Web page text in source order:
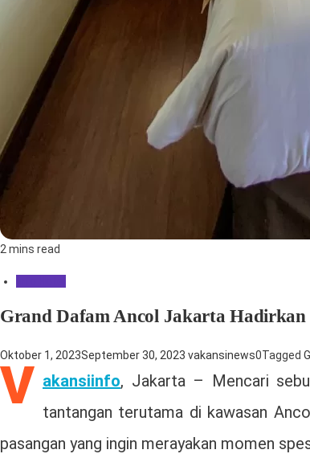
2 mins read
Grand Dafam Ancol Jakarta
Oktober 1, 2023September 30, 2023 vakansinews0Tagged
V akansiinfo, Jakarta – Mencari
tantangan terutama di kawasan
pasangan yang ingin merayakan momen